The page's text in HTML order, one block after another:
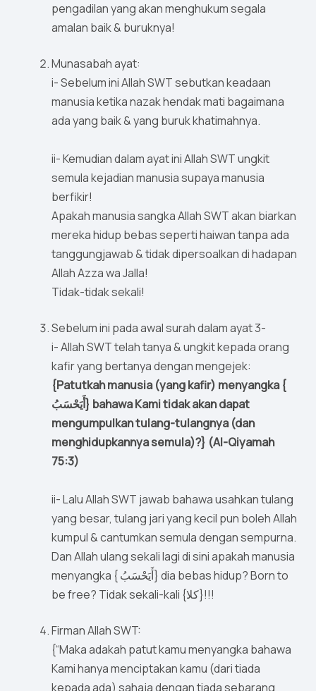
pengadilan yang akan menghukum segala
amalan baik & buruknya!
Munasabah ayat:
i- Sebelum ini Allah SWT sebutkan keadaan
manusia ketika nazak hendak mati bagaimana
ada yang baik & yang buruk khatimahnya.
ii- Kemudian dalam ayat ini Allah SWT ungkit
semula kejadian manusia supaya manusia
berfikir!
Apakah manusia sangka Allah SWT akan biarkan
mereka hidup bebas seperti haiwan tanpa ada
tanggungjawab & tidak dipersoalkan di hadapan
Allah Azza wa Jalla!
Tidak-tidak sekali!
Sebelum ini pada awal surah dalam ayat 3-
i- Allah SWT telah tanya & ungkit kepada orang
kafir yang bertanya dengan mengejek:
{Patutkah manusia (yang kafir) menyangka {
أَيَحْسَبُ} bahawa Kami tidak akan dapat
mengumpulkan tulang-tulangnya (dan
menghidupkannya semula)?} (Al-Qiyamah
75:3)
ii- Lalu Allah SWT jawab bahawa usahkan tulang
yang besar, tulang jari yang kecil pun boleh Allah
kumpul & cantumkan semula dengan sempurna.
Dan Allah ulang sekali lagi di sini apakah manusia
menyangka { أَيَحْسَبُ} dia bebas hidup? Born to
be free? Tidak sekali-kali {كلا}!!!
Firman Allah SWT:
{“Maka adakah patut kamu menyangka bahawa
Kami hanya menciptakan kamu (dari tiada
kepada ada) sahaja dengan tiada sebarang